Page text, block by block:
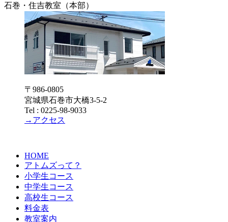
石巻・住吉教室（本部）
〒986-0805
宮城県石巻市大橋3-5-2
Tel : 0225-98-9033
→アクセス
HOME
アトムズって？
小学生コース
中学生コース
高校生コース
料金表
教室案内